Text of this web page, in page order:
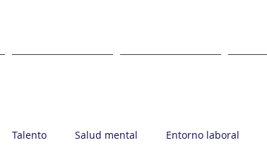
Talento Salud mental Entorno laboral